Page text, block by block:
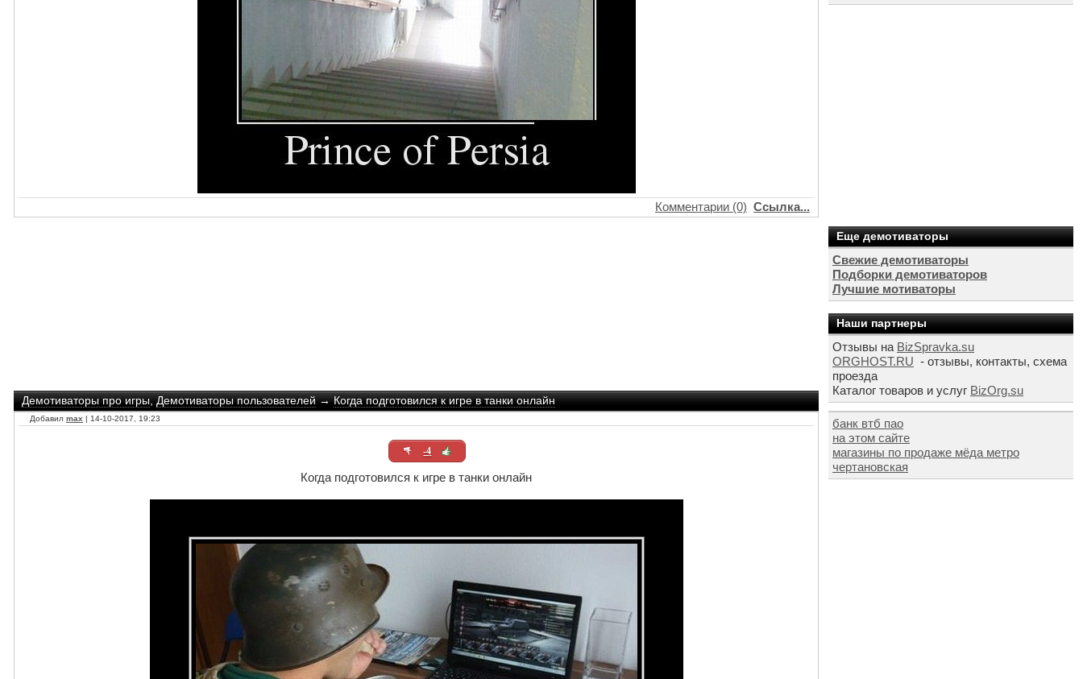
Комментарии (0) Ссылка...
Демотиваторы про игры,Демотиваторы пользователей→Когда подготовился к игре в танки онлайн
Добавил max | 14-10-2017, 19:23
-4
Когда подготовился к игре в танки онлайн
Еще демотиваторы
Свежие демотиваторы
Подборки демотиваторов
Лучшие мотиваторы
Наши партнеры
Отзывы на BizSpravka.su
ORGHOST.RU - отзывы, контакты, схема
проезда
Каталог товаров и услуг BizOrg.su
банк втб пао
на этом сайте
магазины по продаже мёда метро
чертановская